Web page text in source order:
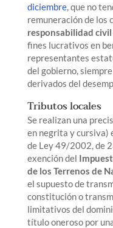
diciembre, que no
remuneración de los
responsabilidad civil
fines lucrativos en
representantes
del gobierno,
derivados del
Tributos locales
Se realizan una
en negrita y cursiva)
de Ley 49/2002, de
exención del
de los Terrenos de
el supuesto de
constitución o
limitativos del
título oneroso por